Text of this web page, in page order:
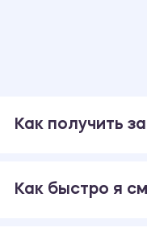
Как получить
Как быстро я